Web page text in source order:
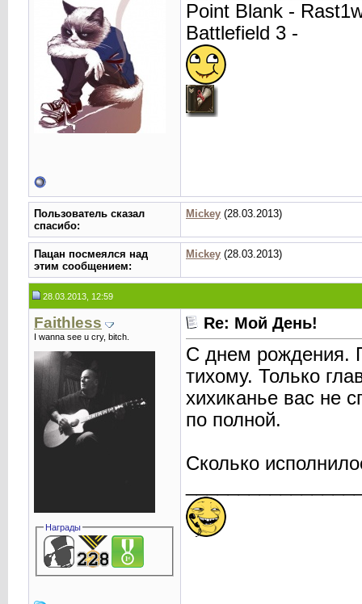
Point Blank -
Battlefield 3 -
Пользователь сказал
cпасибо:
Mickey(28.03.2013)
Пацан посмеялся над
этим сообщением:
Mickey(28.03.2013)
28.03.2013, 12:59
Faithless
I wanna see u cry, bitch.
Награды
Re: Мой День!
С днем рождения.
тихому. Только
хихиканье вас не
по полной.
Сколько